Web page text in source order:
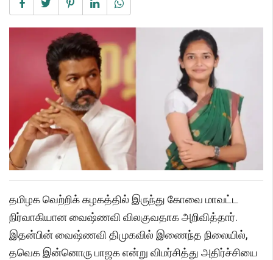
தமிழக வெற்றிக் கழகத்தில் இருந்து கோவை மாவட்ட
நிர்வாகியான வைஷ்ணவி விலகுவதாக அறிவித்தார்.
இதன்பின் வைஷ்ணவி திமுகவில் இணைந்த நிலையில்,
தவெக இன்னொரு பாஜக என்று விமர்சித்து அதிர்ச்சியை